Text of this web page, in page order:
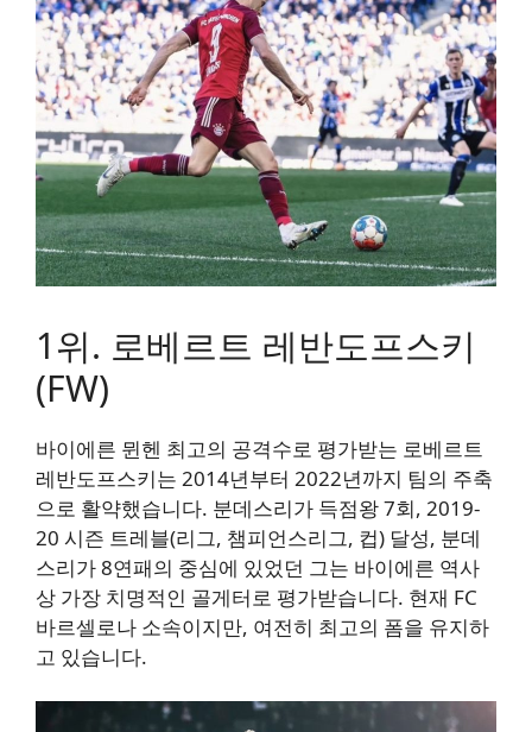
1위. 로베르트 레반도프스키
(FW)
바이에른 뮌헨 최고의 공격수로 평가받는 로베르트
레반도프스키는 2014년부터 2022년까지 팀의 주축
으로 활약했습니다. 분데스리가 득점왕 7회, 2019-
20 시즌 트레블(리그, 챔피언스리그, 컵) 달성, 분데
스리가 8연패의 중심에 있었던 그는 바이에른 역사
상 가장 치명적인 골게터로 평가받습니다. 현재 FC
바르셀로나 소속이지만, 여전히 최고의 폼을 유지하
고 있습니다.